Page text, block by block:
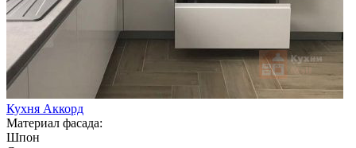
Кухня Аккорд
Материал фасада:
Шпон